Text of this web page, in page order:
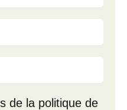
de la politique de